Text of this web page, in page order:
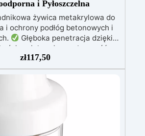
i Pyłoszczelna
żywica metakrylowa do
i ochrony podłóg betonowych i
Głęboka penetracja dzięki
zwiększająca odporność
i chemiczną.
które ożywia kolor, chroni przed
UV i redukuje pylenie
Łatwa aplikacja wałkiem,
i placów – odporna na
i środki chemiczne.
zł117,50